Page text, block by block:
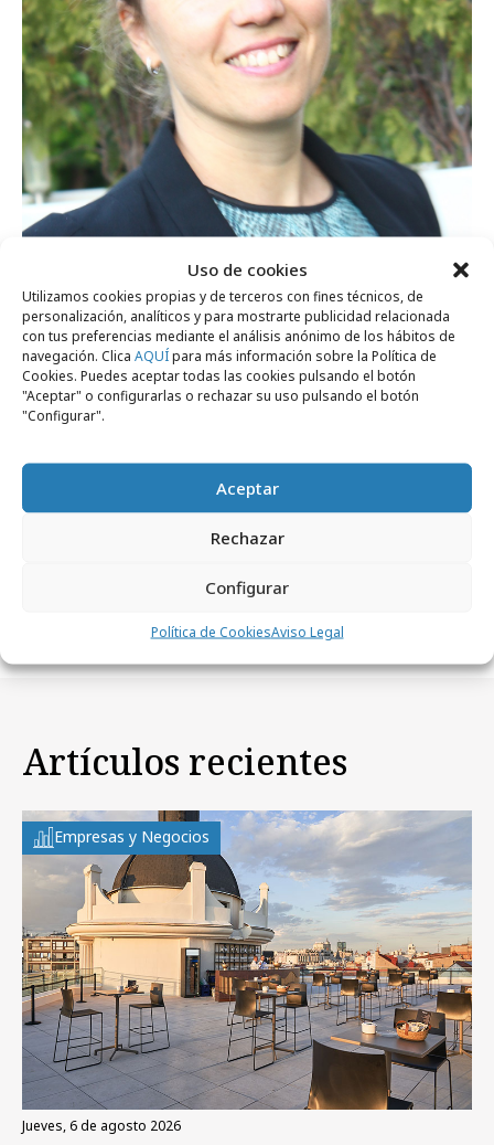
Uso de cookies
Utilizamos cookies propias y de terceros con fines técnicos, de
personalización, analíticos y para mostrarte publicidad relacionada
con tus preferencias mediante el análisis anónimo de los hábitos de
navegación. Clica AQUÍpara más información sobre la Política de
Cookies. Puedes aceptar todas las cookies pulsando el botón
"Aceptar" o configurarlas o rechazar su uso pulsando el botón
"Configurar".
Aceptar
Rechazar
Configurar
Política de CookiesAviso Legal
domingo, 21 de septiembre 2014
Nuevo fichaje en EBuzzing & Teads
Ebuzzing ficha a Christiane Rohleder
Empresas y Negocios
Vídeos interactivos para móviles
Artículos recientes
Empresas y Negocios
jueves, 6 de agosto 2026